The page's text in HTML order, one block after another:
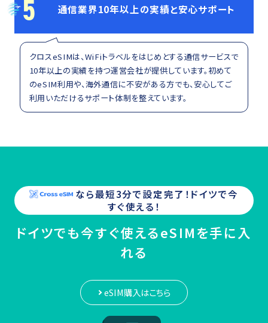
5 通信業界10年以上の実績と安心サポート
クロスeSIMは、WiFiトラベルをはじめとする通信サービスで
10年以上の実績を持つ運営会社が提供しています。初めて
のeSIM利用や、海外通信に不安がある方でも、安心してご
利用いただけるサポート体制を整えています。
なら最短3分で設定完了！ ドイツで今
すぐ使える！
ドイツでも今すぐ使えるeSIMを手に入
れる
eSIM購入はこちら